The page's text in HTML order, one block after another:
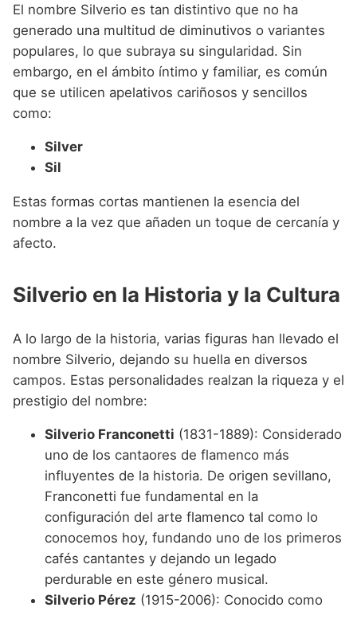
El nombre Silverio es tan distintivo que no ha
generado una multitud de diminutivos o variantes
populares, lo que subraya su singularidad. Sin
embargo, en el ámbito íntimo y familiar, es común
que se utilicen apelativos cariñosos y sencillos
como:
Silver
Sil
Estas formas cortas mantienen la esencia del
nombre a la vez que añaden un toque de cercanía y
afecto.
Silverio en la Historia y la Cultura
A lo largo de la historia, varias figuras han llevado el
nombre Silverio, dejando su huella en diversos
campos. Estas personalidades realzan la riqueza y el
prestigio del nombre:
Silverio Franconetti (1831-1889): Considerado
uno de los cantaores de flamenco más
influyentes de la historia. De origen sevillano,
Franconetti fue fundamental en la
configuración del arte flamenco tal como lo
conocemos hoy, fundando uno de los primeros
cafés cantantes y dejando un legado
perdurable en este género musical.
Silverio Pérez (1915-2006): Conocido como